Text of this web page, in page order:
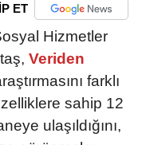
ET
Hizmetler
Veriden
farklı
sahip 12
ulaşıldığını,